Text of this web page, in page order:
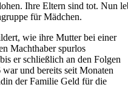
Ihre Eltern sind tot. Nun
für Mädchen.
wie ihre Mutter bei einer
Machthaber spurlos
er schließlich an den Folgen
und bereits seit Monaten
der Familie Geld für die